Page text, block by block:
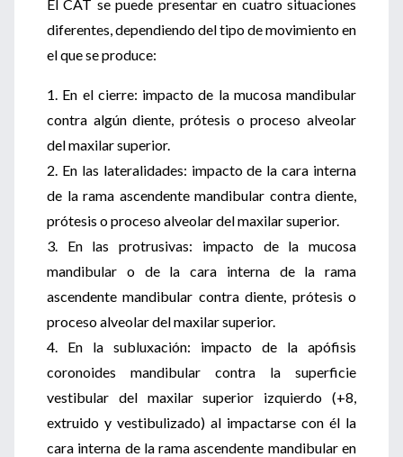
El CAT se puede presentar en cuatro situaciones
diferentes, dependiendo del tipo de movimiento en
el que se produce:
1. En el cierre: impacto de la mucosa mandibular
contra algún diente, prótesis o proceso alveolar
del maxilar superior.
2. En las lateralidades: impacto de la cara interna
de la rama ascendente mandibular contra diente,
prótesis o proceso alveolar del maxilar superior.
3. En las protrusivas: impacto de la mucosa
mandibular o de la cara interna de la rama
ascendente mandibular contra diente, prótesis o
proceso alveolar del maxilar superior.
4. En la subluxación: impacto de la apófisis
coronoides mandibular contra la superficie
vestibular del maxilar superior izquierdo (+8,
extruido y vestibulizado) al impactarse con él la
cara interna de la rama ascendente mandibular en